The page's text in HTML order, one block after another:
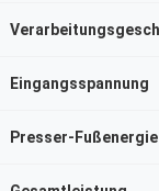
Eingangsspannung
Presser-Fußenergie